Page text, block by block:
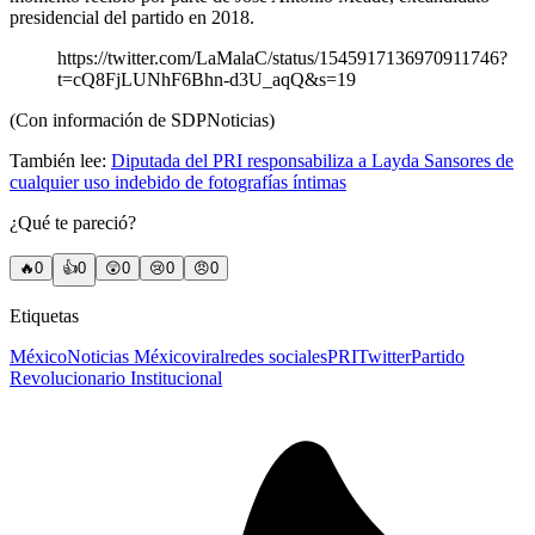
presidencial del partido en 2018.
https://twitter.com/LaMalaC/status/1545917136970911746?
t=cQ8FjLUNhF6Bhn-d3U_aqQ&s=19
(Con información de SDPNoticias)
También lee: Diputada del PRI responsabiliza a Layda Sansores de
cualquier uso indebido de fotografías íntimas
¿Qué te pareció?
🔥0 👍0 😲0 😢0 😠0
Etiquetas
MéxicoNoticias Méxicoviralredes socialesPRITwitterPartido
Revolucionario Institucional